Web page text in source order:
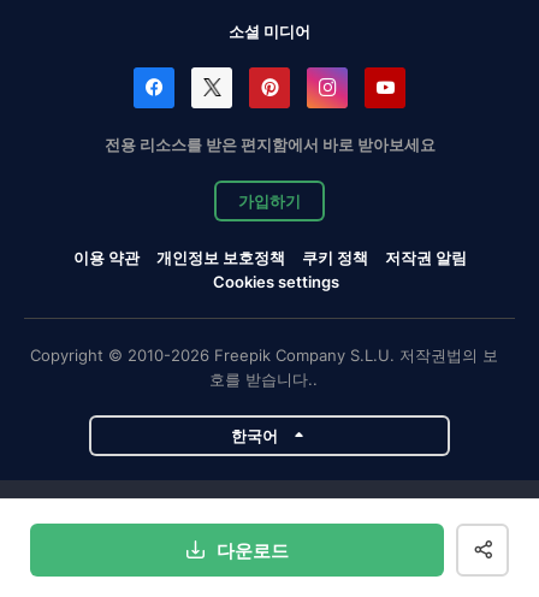
다운로드
소셜 미디어
전용 리소스를 받은 편지함에서 바로 받아보세요
가입하기
이용 약관 개인정보 보호정책 쿠키 정책
저작권 알림
Cookies settings
Copyright © 2010-2026 Freepik Company S.L.U. 저작권법의 보
호를 받습니다..
한국어
Magnific Flaticon